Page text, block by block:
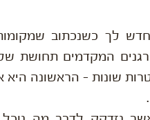
לך כשנכתוב
המקדמים תחושת
שונות – הראשונה היא